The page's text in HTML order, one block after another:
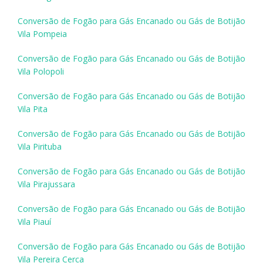
Conversão de Fogão para Gás Encanado ou Gás de Botijão
Vila Pompeia
Conversão de Fogão para Gás Encanado ou Gás de Botijão
Vila Polopoli
Conversão de Fogão para Gás Encanado ou Gás de Botijão
Vila Pita
Conversão de Fogão para Gás Encanado ou Gás de Botijão
Vila Pirituba
Conversão de Fogão para Gás Encanado ou Gás de Botijão
Vila Pirajussara
Conversão de Fogão para Gás Encanado ou Gás de Botijão
Vila Piauí
Conversão de Fogão para Gás Encanado ou Gás de Botijão
Vila Pereira Cerca